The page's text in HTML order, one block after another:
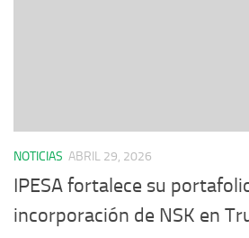
NOTICIAS ABRIL 29, 2026
IPESA fortalece su
incorporación de NSK en